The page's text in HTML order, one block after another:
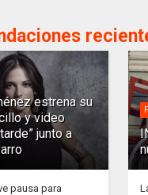
estrena su
y video
junto a
pausa para